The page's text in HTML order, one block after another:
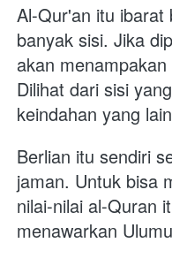
Al-Qur'an itu ibarat
banyak sisi. Jika
akan
Dilihat dari sisi
keindahan yang
Berlian itu sendiri
jaman. Untuk bisa
nilai-nilai al-Quran
menawarkan